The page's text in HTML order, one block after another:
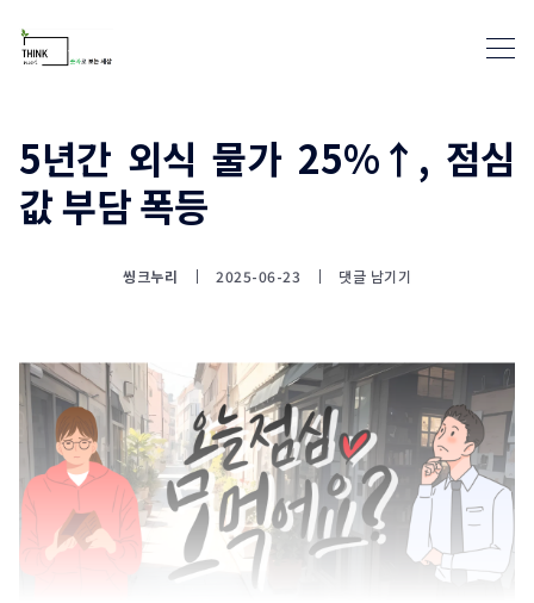
5년간 외식 물가 25%↑, 점심
값 부담 폭등
씽크누리 2025-06-23 댓글 남기기